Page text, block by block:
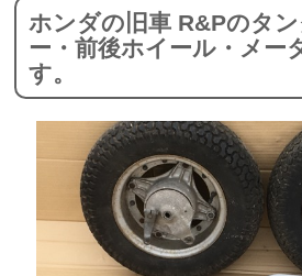
ホンダの旧車 R&Pのタ
ー・前後ホイール・メー
す。